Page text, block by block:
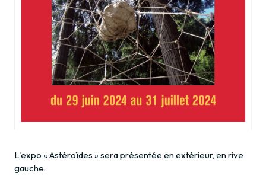
L'expo « Astéroïdes » sera présentée en extérieur, en rive
gauche.